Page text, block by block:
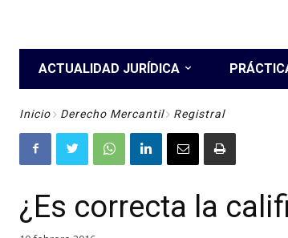
ACTUALIDAD JURÍDICA
Inicio Derecho Mercantil Registral
¿Es correcta la